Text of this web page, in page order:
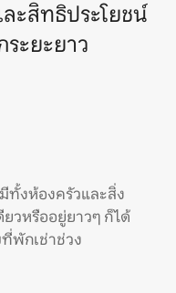
ะสิทธิประโยชน์
ระยะยาว
ทั้งห้องครัวและสิ่ง
วหรืออยู่ยาวๆ ก็ได้
พักเช่าช่วง